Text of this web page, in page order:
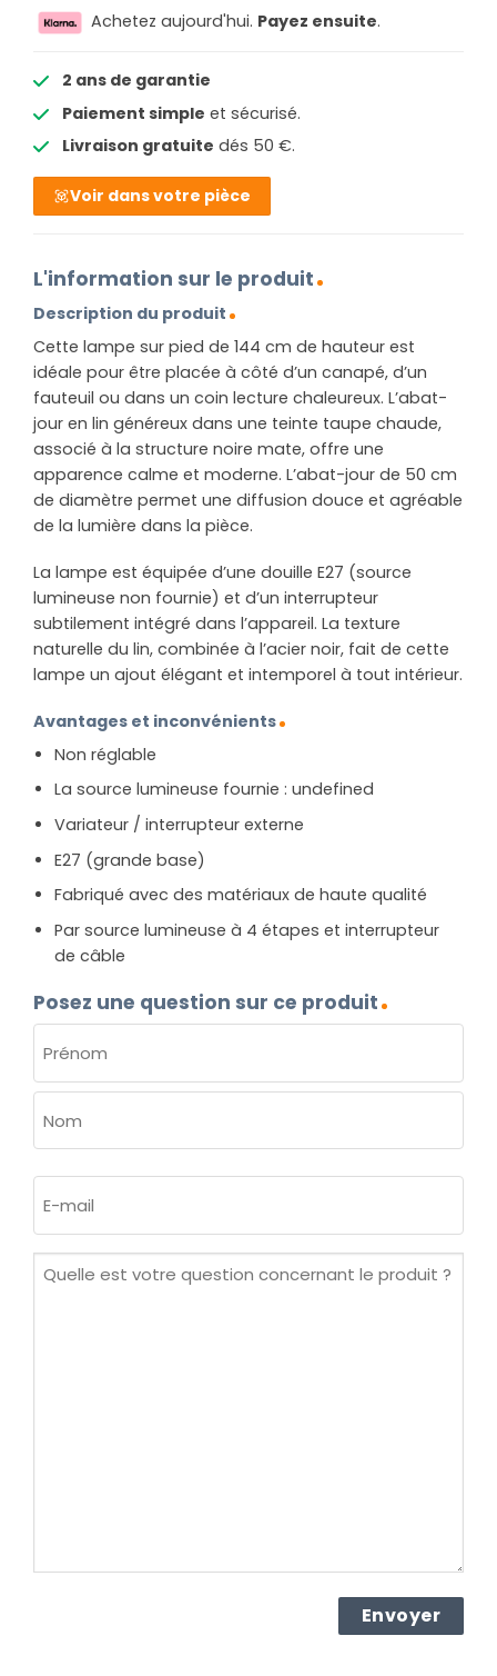
Achetez aujourd'hui. Payez ensuite.
2 ans de garantie
Paiement simple et sécurisé.
Livraison gratuite dés 50 €.
Voir dans votre pièce
L'information sur le produit
Description du produit
Cette lampe sur pied de 144 cm de hauteur est
idéale pour être placée à côté d’un canapé, d’un
fauteuil ou dans un coin lecture chaleureux. L’abat-
jour en lin généreux dans une teinte taupe chaude,
associé à la structure noire mate, offre une
apparence calme et moderne. L’abat-jour de 50 cm
de diamètre permet une diffusion douce et agréable
de la lumière dans la pièce.
La lampe est équipée d’une douille E27 (source
lumineuse non fournie) et d’un interrupteur
subtilement intégré dans l’appareil. La texture
naturelle du lin, combinée à l’acier noir, fait de cette
lampe un ajout élégant et intemporel à tout intérieur.
Avantages et inconvénients
Non réglable
La source lumineuse fournie : undefined
Variateur / interrupteur externe
E27 (grande base)
Fabriqué avec des matériaux de haute qualité
Par source lumineuse à 4 étapes et interrupteur
de câble
Posez une question sur ce produit
(NÉCESSAIRE)
Prénom
mail
Quelle